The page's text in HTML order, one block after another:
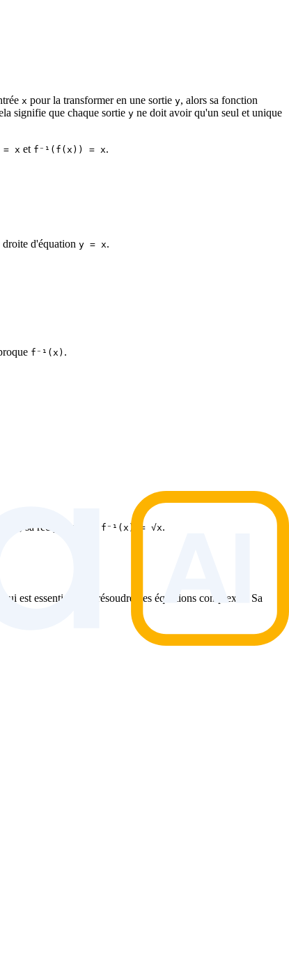
x pour la transformer en une sortie y, alors sa fonction
signifie que chaque sortie y ne doit avoir qu'un seul et unique
x et f⁻¹(f(x)) = x.
d'équation y = x.
f⁻¹(x) .
, sa réciproque est f⁻¹(x) = √x.
est essentiel pour résoudre des équations complexes. Sa